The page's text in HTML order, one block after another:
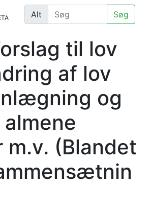
Alt Søg
til lov
af lov
og
m.v. (Blandet